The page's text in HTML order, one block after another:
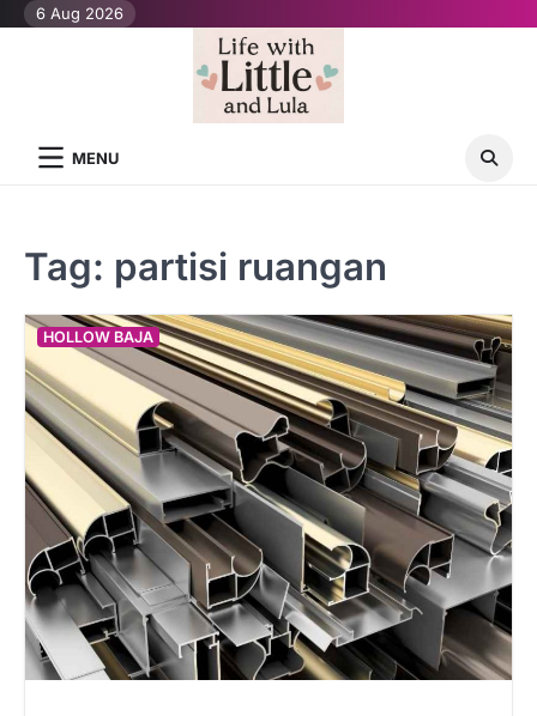
Skip6 Aug 2026
MENU
Tag: partisi ruangan
HOLLOW BAJA